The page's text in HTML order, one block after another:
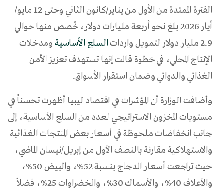
الفترة الممتدة من الأول من يناير/كانون الثاني وحتى 12 مايو/
أيار 2026 بلغ نحو أربعة مليارات دولار، خُصص منها حوالي
2.9 مليار دولار لتمويل واردات
السلع الأساسية ومدخلات
الإنتاج المحلي، في خطوة قالت إنها تستهدف تعزيز الأمن
الغذائي والدوائي وضمان استقرار الأسواق.
وأضافت الوزارة أن المؤشرات في اقتصاد ليبيا أظهرت تحسناً في
مستويات المخزون الاستراتيجي لعدد من السلع الأساسية، إلى
جانب انخفاضات ملحوظة في أسعار بعض المنتجات الغذائية
والاستهلاكية مقارنة بالنصف الأول من إبريل/نيسان الماضي،
حيث تراجعت أسعار الدجاج بنسبة 52%، والبيض 50%،
والأعلاف 40%، والأسماك 30%، والخضراوات 25%، فضلاً